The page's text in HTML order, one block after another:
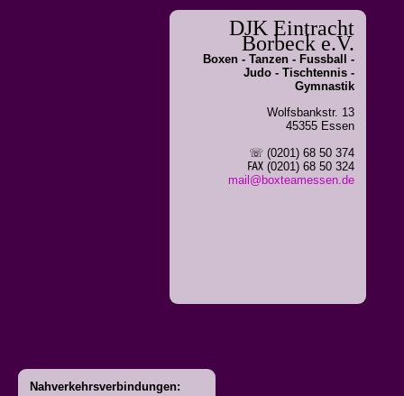
DJK Eintracht
Borbeck e.V.
Boxen - Tanzen - Fussball -
Judo - Tischtennis -
Gymnastik
Wolfsbankstr. 13
45355 Essen
☏ (0201) 68 50 374
℻ (0201) 68 50 324
mail@boxteamessen.de
Nahverkehrsverbindungen: